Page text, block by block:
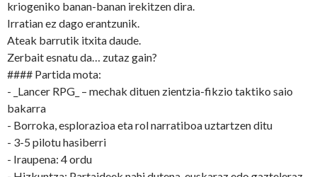
kriogeniko banan-banan irekitzen dira.
Irratian ez dago erantzunik.
Ateak barrutik itxita daude.
Zerbait esnatu da… zutaz gain?
#### Partida mota:
- _Lancer RPG_ – mechak dituen zientzia-fikzio taktiko saio
bakarra
- Borroka, esplorazioa eta rol narratiboa uztartzen ditu
- 3-5 pilotu hasiberri
- Iraupena: 4 ordu